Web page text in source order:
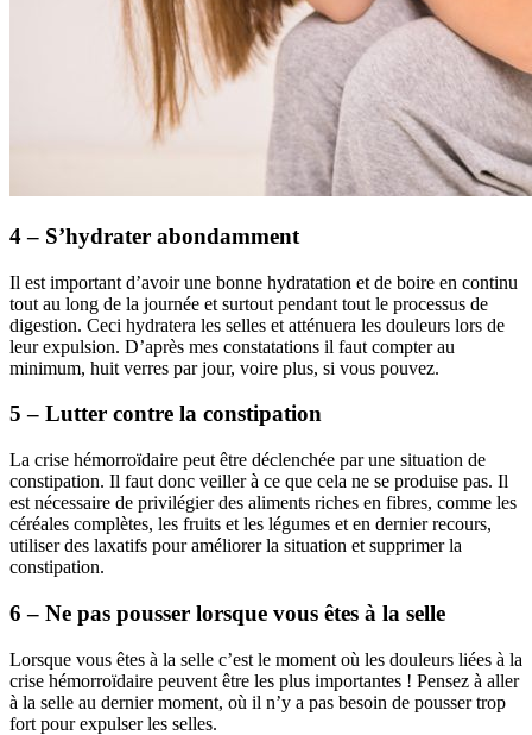
4 – S’hydrater abondamment
Il est important d’avoir une bonne hydratation et de boire en continu
tout au long de la journée et surtout pendant tout le processus de
digestion. Ceci hydratera les selles et atténuera les douleurs lors de
leur expulsion. D’après mes constatations il faut compter au
minimum, huit verres par jour, voire plus, si vous pouvez.
5 – Lutter contre la constipation
La crise hémorroïdaire peut être déclenchée par une situation de
constipation. Il faut donc veiller à ce que cela ne se produise pas. Il
est nécessaire de privilégier des aliments riches en fibres, comme les
céréales complètes, les fruits et les légumes et en dernier recours,
utiliser des laxatifs pour améliorer la situation et supprimer la
constipation.
6 – Ne pas pousser lorsque vous êtes à la selle
Lorsque vous êtes à la selle c’est le moment où les douleurs liées à la
crise hémorroïdaire peuvent être les plus importantes ! Pensez à aller
à la selle au dernier moment, où il n’y a pas besoin de pousser trop
fort pour expulser les selles.